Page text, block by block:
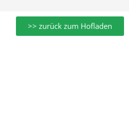
>> zurück zum Hofladen